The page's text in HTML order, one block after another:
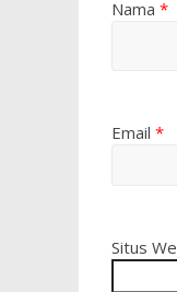
Nama *
Email *
Situs